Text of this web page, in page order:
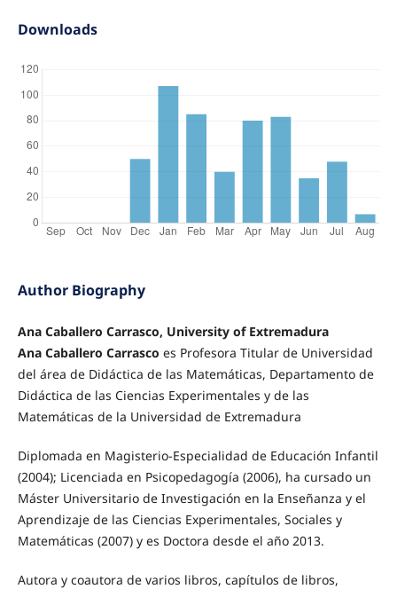
Downloads
Author Biography
Ana Caballero Carrasco, University of Extremadura
Ana Caballero Carrasco es Profesora Titular de Universidad
del área de Didáctica de las Matemáticas, Departamento de
Didáctica de las Ciencias Experimentales y de las
Matemáticas de la Universidad de Extremadura
Diplomada en Magisterio-Especialidad de Educación Infantil
(2004); Licenciada en Psicopedagogía (2006), ha cursado un
Máster Universitario de Investigación en la Enseñanza y el
Aprendizaje de las Ciencias Experimentales, Sociales y
Matemáticas (2007) y es Doctora desde el año 2013.
Autora y coautora de varios libros, capítulos de libros,